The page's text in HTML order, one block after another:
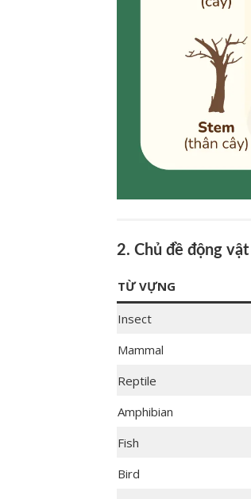
2. Chủ đề động vật
TỪ VỰNG
Insect
Mammal
Reptile
Amphibian
Fish
Bird